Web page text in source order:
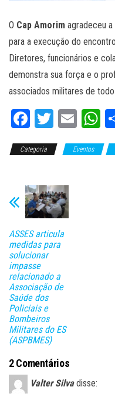
O Cap Amorim agradeceu
para a execução do
Diretores, funcionários e
demonstra sua força e o
associados militares de
Fa
ce
bo
T
wi
tt
E
m
ail
W
ts
Categoria Eventos
ASSES articula
medidas para
solucionar
impasse
relacionado a
Associação de
Saúde dos
Policiais e
Bombeiros
Militares do ES
(ASPBMES)
2 Comentários
Valter Silva disse: